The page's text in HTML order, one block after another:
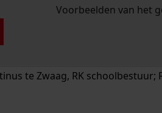
Voorbeelden van het
te Zwaag, RK schoolbestuur;